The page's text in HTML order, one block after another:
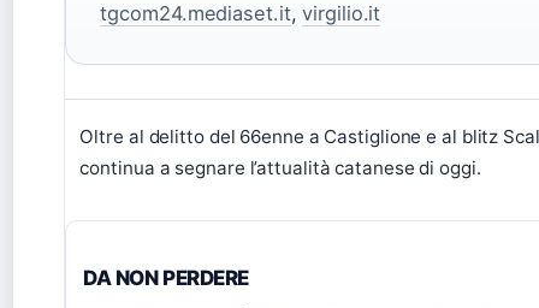
tgcom24.mediaset.it,virgilio.it
Oltre al delitto del 66enne a Castiglione e al blitz
continua a segnare l’attualità catanese di oggi.
DA NON PERDERE